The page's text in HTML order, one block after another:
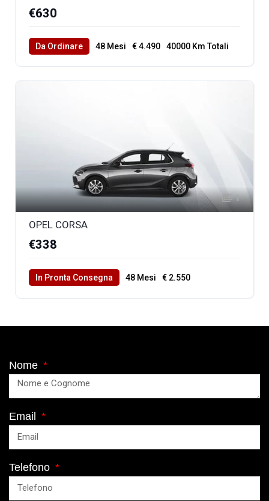
€630
Da Ordinare 48 Mesi € 4.490 40000 Km Totali
1
OPEL CORSA
€338
In Pronta Consegna 48 Mesi
€ 2.550
Nome
Email
Telefono